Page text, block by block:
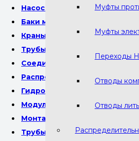
Муфты
Муфты
Переходы
Отводы
Отводы
Насосы циркуляционные
Баки мембранные
Краны шаровые Bugatti
Трубы пнд технические для
Соединительные детали
Распределительные гребенки
Гидрострелки для
Модульные коллекторы
Монтажные элементы и
Трубы пэ 100